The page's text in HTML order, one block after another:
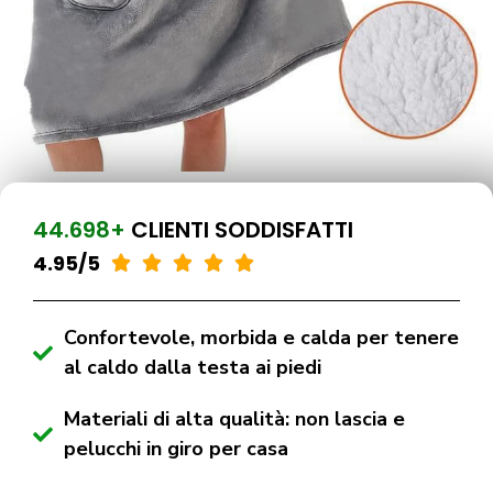
44.698+ CLIENTI SODDISFATTI
4.95/5     
Confortevole, morbida e calda per tenere
al caldo dalla testa ai piedi
Materiali di alta qualità: non lascia e
pelucchi in giro per casa